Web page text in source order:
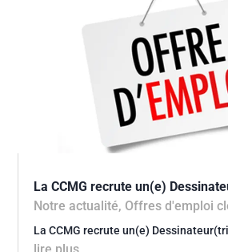
La CCMG recrute un(e)
Notre actualité, Offres d'emploi
La CCMG recrute un(e)